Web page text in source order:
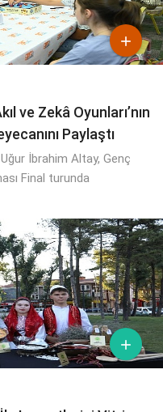

ve Zekâ Oyunları’nın
Paylaştı
İbrahim Altay, Genç
Final turunda
